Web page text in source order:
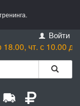
Войти
чт. с 10.00 до